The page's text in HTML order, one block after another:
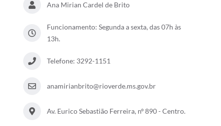
Conselhos Municipais
Editais
Contato
Ana Mirian Cardel de Brito
Funcionamento: Segunda a sexta, das 07h às
13h.
Telefone: 3292-1151
anamirianbrito@rioverde.ms.gov.br
Av. Eurico Sebastião Ferreira, nº 890 - Centro.